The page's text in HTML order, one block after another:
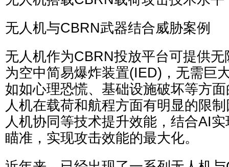
无人机与CBRN武器结合威胁案例
无人机作为CBRN投放平台可提供
为空中简易爆炸装置(IED)，无需巨
如如心理恐慌、基础设施破坏等方
人机在载荷和航程方面有明显的限
人机协同等技术提升效能，结合AI
瞄准，实现攻击效能的最大化。